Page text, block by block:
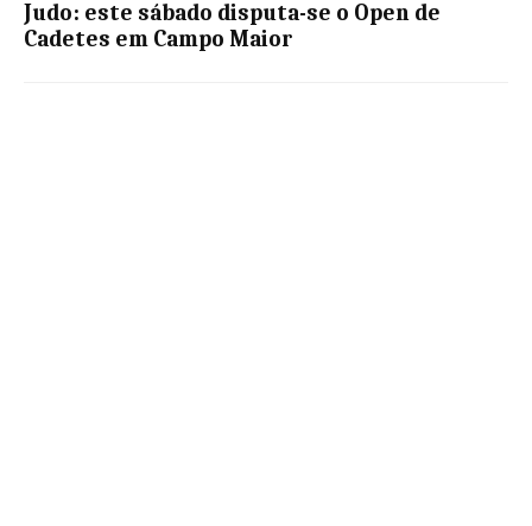
Judo: este sábado disputa-se o Open de
Cadetes em Campo Maior